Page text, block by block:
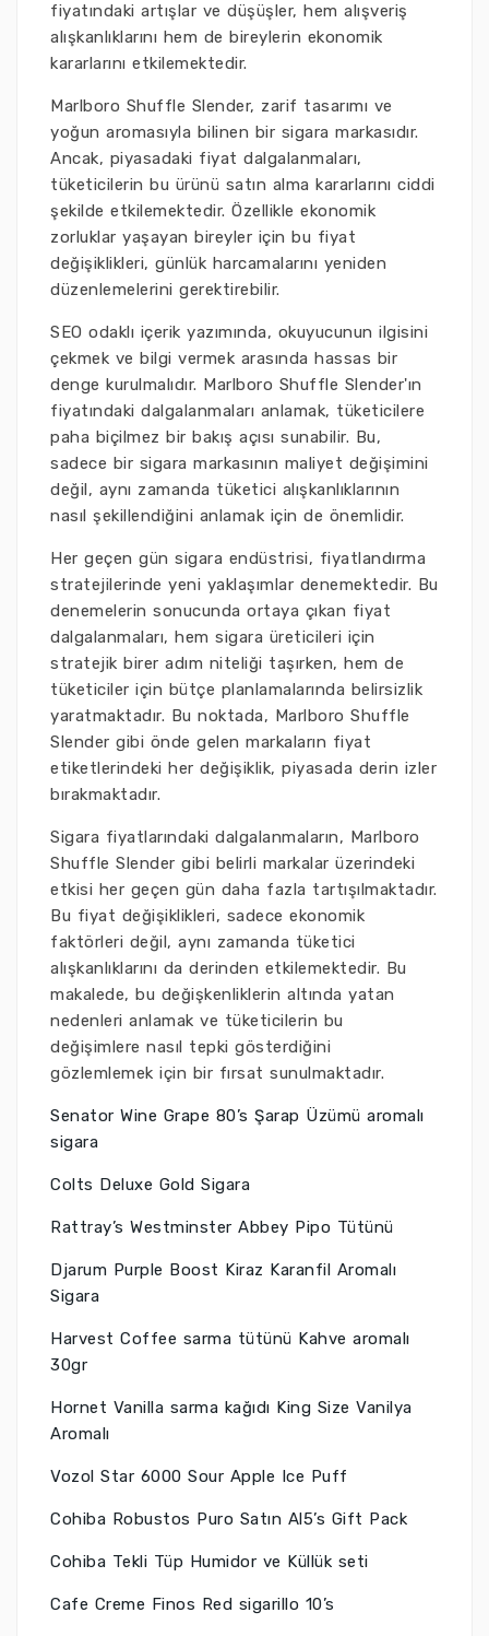
fiyatındaki artışlar ve düşüşler, hem alışveriş
alışkanlıklarını hem de bireylerin ekonomik
kararlarını etkilemektedir.
Marlboro Shuffle Slender, zarif tasarımı ve
yoğun aromasıyla bilinen bir sigara markasıdır.
Ancak, piyasadaki fiyat dalgalanmaları,
tüketicilerin bu ürünü satın alma kararlarını ciddi
şekilde etkilemektedir. Özellikle ekonomik
zorluklar yaşayan bireyler için bu fiyat
değişiklikleri, günlük harcamalarını yeniden
düzenlemelerini gerektirebilir.
SEO odaklı içerik yazımında, okuyucunun ilgisini
çekmek ve bilgi vermek arasında hassas bir
denge kurulmalıdır. Marlboro Shuffle Slender'ın
fiyatındaki dalgalanmaları anlamak, tüketicilere
paha biçilmez bir bakış açısı sunabilir. Bu,
sadece bir sigara markasının maliyet değişimini
değil, aynı zamanda tüketici alışkanlıklarının
nasıl şekillendiğini anlamak için de önemlidir.
Her geçen gün sigara endüstrisi, fiyatlandırma
stratejilerinde yeni yaklaşımlar denemektedir. Bu
denemelerin sonucunda ortaya çıkan fiyat
dalgalanmaları, hem sigara üreticileri için
stratejik birer adım niteliği taşırken, hem de
tüketiciler için bütçe planlamalarında belirsizlik
yaratmaktadır. Bu noktada, Marlboro Shuffle
Slender gibi önde gelen markaların fiyat
etiketlerindeki her değişiklik, piyasada derin izler
bırakmaktadır.
Sigara fiyatlarındaki dalgalanmaların, Marlboro
Shuffle Slender gibi belirli markalar üzerindeki
etkisi her geçen gün daha fazla tartışılmaktadır.
Bu fiyat değişiklikleri, sadece ekonomik
faktörleri değil, aynı zamanda tüketici
alışkanlıklarını da derinden etkilemektedir. Bu
makalede, bu değişkenliklerin altında yatan
nedenleri anlamak ve tüketicilerin bu
değişimlere nasıl tepki gösterdiğini
gözlemlemek için bir fırsat sunulmaktadır.
Senator Wine Grape 80’s Şarap Üzümü aromalı
sigara
Colts Deluxe Gold Sigara
Rattray’s Westminster Abbey Pipo Tütünü
Djarum Purple Boost Kiraz Karanfil Aromalı
Sigara
Harvest Coffee sarma tütünü Kahve aromalı
30gr
Hornet Vanilla sarma kağıdı King Size Vanilya
Aromalı
Vozol Star 6000 Sour Apple Ice Puff
Cohiba Robustos Puro Satın Al5’s Gift Pack
Cohiba Tekli Tüp Humidor ve Küllük seti
Cafe Creme Finos Red sigarillo 10’s